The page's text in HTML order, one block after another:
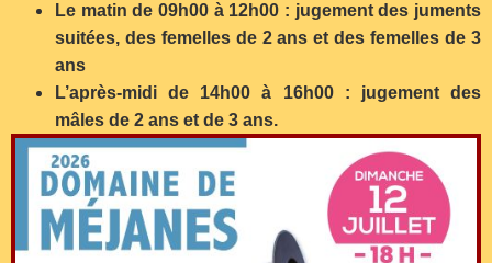
Le matin de 09h00 à 12h00 : jugement des juments
suitées, des femelles de 2 ans et des femelles de 3
ans
L’après-midi de 14h00 à 16h00 : jugement des
mâles de 2 ans et de 3 ans.